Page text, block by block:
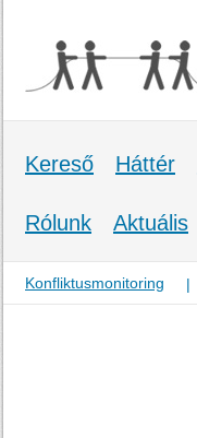
Kereső Háttér
Rólunk Aktuális
Konfliktusmonitoring |